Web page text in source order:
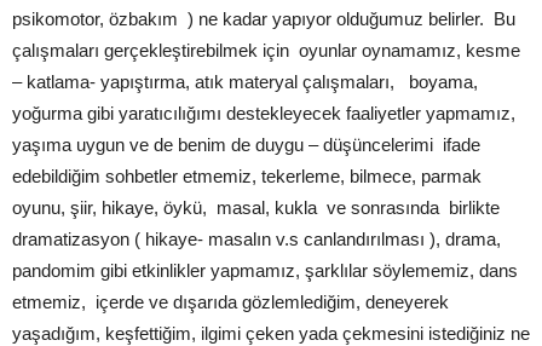
psikomotor, özbakım ) ne kadar yapıyor olduğumuz belirler. Bu
çalışmaları gerçekleştirebilmek için oyunlar oynamamız, kesme
– katlama- yapıştırma, atık materyal çalışmaları, boyama,
yoğurma gibi yaratıcılığımı destekleyecek faaliyetler yapmamız,
yaşıma uygun ve de benim de duygu – düşüncelerimi ifade
edebildiğim sohbetler etmemiz, tekerleme, bilmece, parmak
oyunu, şiir, hikaye, öykü, masal, kukla ve sonrasında birlikte
dramatizasyon ( hikaye- masalın v.s canlandırılması ), drama,
pandomim gibi etkinlikler yapmamız, şarklılar söylememiz, dans
etmemiz, içerde ve dışarıda gözlemlediğim, deneyerek
yaşadığım, keşfettiğim, ilgimi çeken yada çekmesini istediğiniz ne